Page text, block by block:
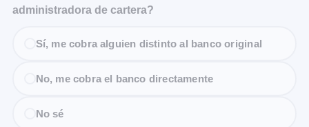
administradora de cartera?
Sí, me cobra alguien distinto al banco original
No, me cobra el banco directamente
No sé